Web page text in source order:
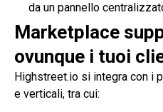
da un pannello
Marketplace
ovunque i tuoi
Highstreet.io si integra con i
e verticali, tra cui: